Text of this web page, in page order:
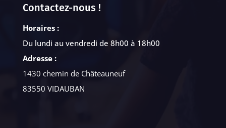
Contactez-nous !
Horaires :
Du lundi au vendredi de 8h00 à 18h00
Adresse :
1430 chemin de Châteauneuf
83550 VIDAUBAN